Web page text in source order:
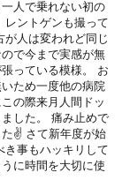
人で乗れない初の
レントゲンも撮って
が人は変われど同じ
で今まで実感が無
っている模様。 お
ため一度他の病院
の際来月人間ドッ
した。 痛み止めで
た✌ さて新年度が始
き事もハッキリして
に時間を大切に使